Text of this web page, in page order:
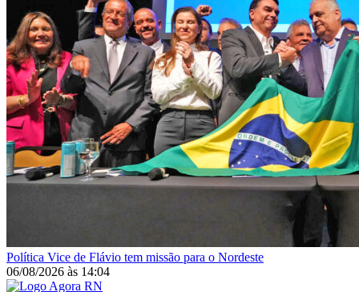
Política Vice de Flávio tem missão para o Nordeste
06/08/2026 às 14:04